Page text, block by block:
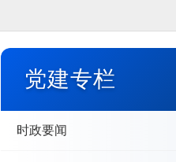
党建专栏
时政要闻